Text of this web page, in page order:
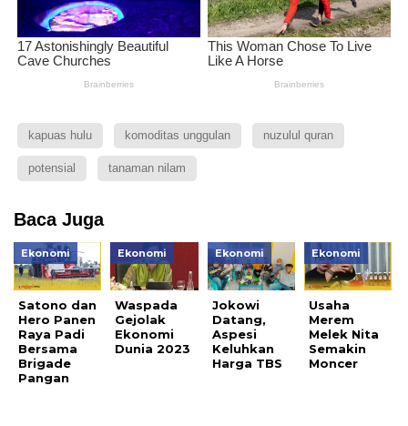
kapuas hulu komoditas unggulan nuzulul quran
potensial tanaman nilam
Baca Juga
Ekonomi
Satono dan
Hero Panen
Raya Padi
Bersama
Brigade
Pangan
Ekonomi
Waspada
Gejolak
Ekonomi
Dunia 2023
Ekonomi
Jokowi
Datang,
Aspesi
Keluhkan
Harga TBS
Ekonomi
Usaha
Merem
Melek Nita
Semakin
Moncer